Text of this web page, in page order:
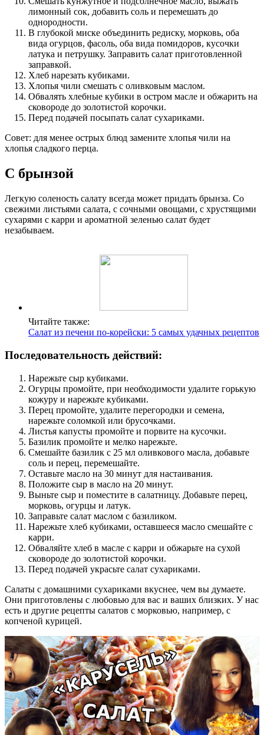
лимонный сок, добавить соль и перемешать до
однородности.
В глубокой миске объединить редиску, морковь, оба
вида огурцов, фасоль, оба вида помидоров, кусочки
латука и петрушку. Заправить салат приготовленной
заправкой.
Хлеб нарезать кубиками.
Хлопья чили смешать с оливковым маслом.
Обвалять хлебные кубики в остром масле и обжарить на
сковороде до золотистой корочки.
Перед подачей посыпать салат сухариками.
Совет: для менее острых блюд замените хлопья чили на
хлопья сладкого перца.
С брынзой
Легкую соленость салату всегда может придать брынза. Со
свежими листьями салата, с сочными овощами, с хрустящими
сухарями с карри и ароматной зеленью салат будет
незабываем.
Читайте также:
Салат из печени по-корейски: 5 самых удачных рецептов
Последовательность действий:
Нарежьте сыр кубиками.
Огурцы промойте, при необходимости удалите горькую
кожуру и нарежьте кубиками.
Перец промойте, удалите перегородки и семена,
нарежьте соломкой или брусочками.
Листья капусты промойте и порвите на кусочки.
Базилик промойте и мелко нарежьте.
Смешайте базилик с 25 мл оливкового масла, добавьте
соль и перец, перемешайте.
Оставьте масло на 30 минут для настаивания.
Положите сыр в масло на 20 минут.
Выньте сыр и поместите в салатницу. Добавьте перец,
морковь, огурцы и латук.
Заправьте салат маслом с базиликом.
Нарежьте хлеб кубиками, оставшееся масло смешайте с
карри.
Обваляйте хлеб в масле с карри и обжарьте на сухой
сковороде до золотистой корочки.
Перед подачей украсьте салат сухариками.
Салаты с домашними сухариками вкуснее, чем вы думаете.
Они приготовлены с любовью для вас и ваших близких. У нас
есть и другие рецепты салатов с морковью, например, с
копченой курицей.